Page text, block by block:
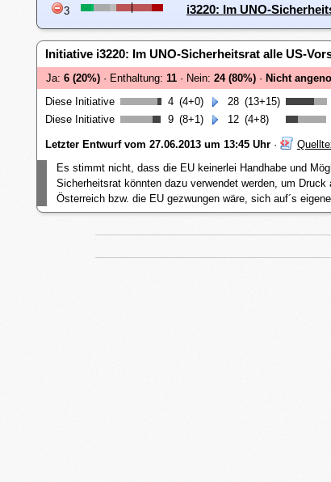
3 i3220: Im UNO-
Initiative i3220: Im UNO-Sicherheitsrat alle US-
Ja: 6 (20%)· Enthaltung: 11· Nein: 24 (80%)· Nicht
Diese Initiative
4 (4+0) 28 (13+15)
Diese Initiative
9 (8+1) 12 (4+8)
Letzter Entwurf vom 27.06.2013 um 13:45 Uhr·
Es stimmt nicht, dass die EU keinerlei Handhabe und
Sicherheitsrat könnten dazu verwendet werden, um
Österreich bzw. die EU gezwungen wäre, sich auf´s